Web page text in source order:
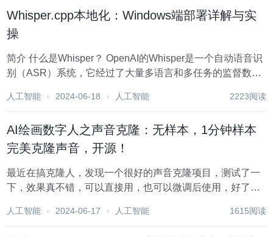
Whisper.cpp本地化：Windows端部署详解与实
操
简介 什么是Whisper？ OpenAI的Whisper是一个自动语音识
别（ASR）系统，它经过了大量多语言和多任务的监督数据
务。Whisper模型使用了一个编码器-解码器的Transforme...
人工智能 2024-06-18 人工智能 2223阅读
AI绘画数字人之声音克隆：无样本，1分钟样本
完美克隆声音，开源！
最近在搞克隆人，发现一个很好的声音克隆项目，测试了一
下，效果真不错，可以直接用，也可以微调后使用，好了废
GPT-SoVITS （安装包下载请看文末扫描获取） 项目功能介
人工智能 2024-06-17 人工智能 1615阅读